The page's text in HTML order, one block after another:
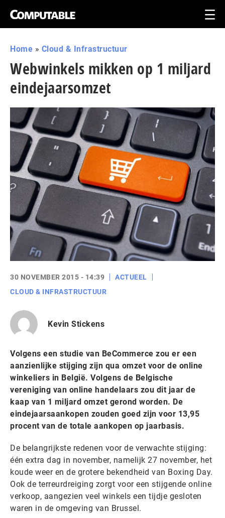
Home » Cloud & Infrastructuur
Webwinkels mikken op 1 miljard
eindejaarsomzet
30 NOVEMBER 2015 - 14:39
ACTUEEL
CLOUD & INFRASTRUCTUUR
Kevin Stickens
Volgens een studie van BeCommerce zou er een
aanzienlijke stijging zijn qua omzet voor de online
winkeliers in België. Volgens de Belgische
vereniging van online handelaars zou dit jaar de
kaap van 1 miljard omzet gerond worden. De
eindejaarsaankopen zouden goed zijn voor 13,95
procent van de totale aankopen op jaarbasis.
De belangrijkste redenen voor de verwachte stijging:
één extra dag in november, namelijk 27 november, het
koude weer en de grotere bekendheid van Boxing Day.
Ook de terreurdreiging zorgt voor een stijgende online
verkoop, aangezien veel winkels een tijdje gesloten
waren in de omgeving van Brussel.